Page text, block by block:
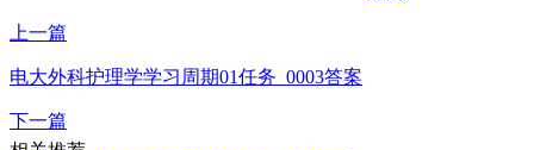
上一篇
电大外科护理学学习周期01任务_0003答案
下一篇